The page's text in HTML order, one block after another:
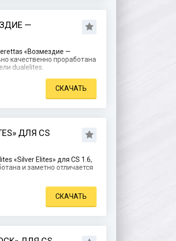
—
«Возмездие —
качественно проработана
dualelites.
СКАЧАТЬ
ДЛЯ CS
«Silver Elites» для CS 1.6,
и заметно отличается
СКАЧАТЬ